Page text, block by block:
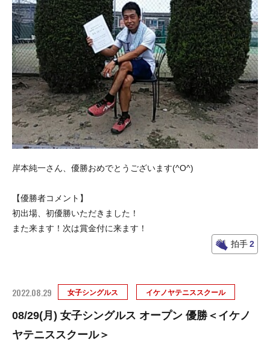
岸本純一さん、優勝おめでとうございます(^O^)
【優勝者コメント】
初出場、初優勝いただきました！
また来ます！次は賞金付に来ます！
拍手2
2022.08.29 女子シングルス イケノヤテニススクール
08/29(月) 女子シングルス オープン 優勝＜イケノ
ヤテニススクール＞